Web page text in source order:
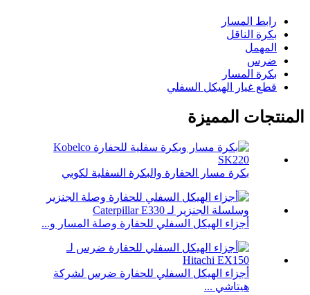
رابط المسار
بكرة الناقل
المهمل
ضرس
بكرة المسار
قطع غيار الهيكل السفلي
المنتجات المميزة
بكرة مسار الحفارة والبكرة السفلية لكوبي
أجزاء الهيكل السفلي للحفارة وصلة المسار و...
أجزاء الهيكل السفلي للحفارة ضرس لشركة
هيتاشي ...